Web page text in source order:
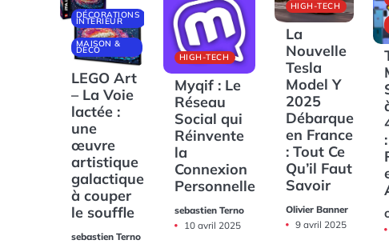
DÉCORATIONS
INTÉRIEUR
MAISON &
DECO
LEGO Art
– La Voie
lactée :
une
œuvre
artistique
galactique
à couper
le souffle
sebastien Terno
HIGH-TECH
Myqif : Le
Réseau
Social qui
Réinvente
la
Connexion
Personnelle
sebastien Terno
10 avril 2025
HIGH-TECH
La
Nouvelle
Tesla
Model Y
2025
Débarque
en France
: Tout Ce
Qu’il Faut
Savoir
Olivier Banner
9 avril 2025
: